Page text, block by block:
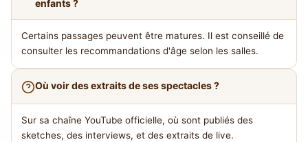
enfants ?
Certains passages peuvent être matures. Il est conseillé de
consulter les recommandations d'âge selon les salles.
Où voir des extraits de ses spectacles ?
Sur sa chaîne YouTube officielle, où sont publiés des
sketches, des interviews, et des extraits de live.